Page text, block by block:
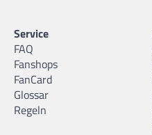
Service
FAQ
Fanshops
FanCard
Glossar
Regeln